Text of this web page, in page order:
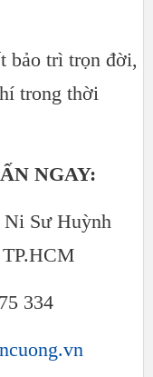
bảo trì trọn đời,
trong thời
NGAY:
Ni Sư Huỳnh
334